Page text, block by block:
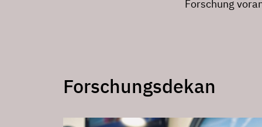
Forschung
Forschungsdekan